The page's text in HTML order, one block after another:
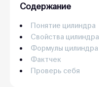
Содержание
Понятие цилиндра
Свойства цилиндра
Формулы цилиндра
Фактчек
Проверь себя